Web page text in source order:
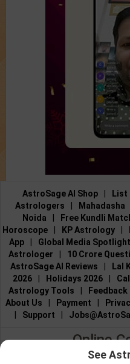
AstroSage AI Shop List
Astrologers
Mahadasha
Noida
Free Kundli
Horoscope
KP Astrology
App
Global Media
Astrologer
10 Crore
AstroSage AI Reviews
Lal
2026
Holidays 2026
Astrology Tools
Feedback
About Us
Payment
Support
Online
Talk to Astrologers|Chat
See